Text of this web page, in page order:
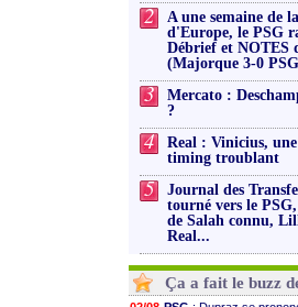
2
A une semaine de
d'Europe, le PSG
Débrief et NOTES
(Majorque 3-0
3
Mercato :
?
4
Real : Vinicius,
timing troublant
5
Journal des
tourné vers le
de Salah connu,
Real...
Ça a fait le buzz